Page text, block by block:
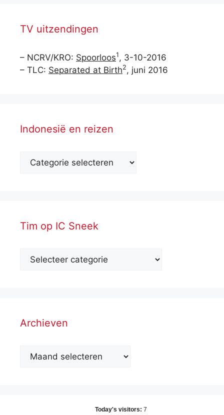
TV uitzendingen
– NCRV/KRO: Spoorloos1, 3-10-2016
– TLC: Separated at Birth2, juni 2016
Indonesië en reizen
Tim op IC Sneek
Archieven
Archieven
Today's visitors: 7